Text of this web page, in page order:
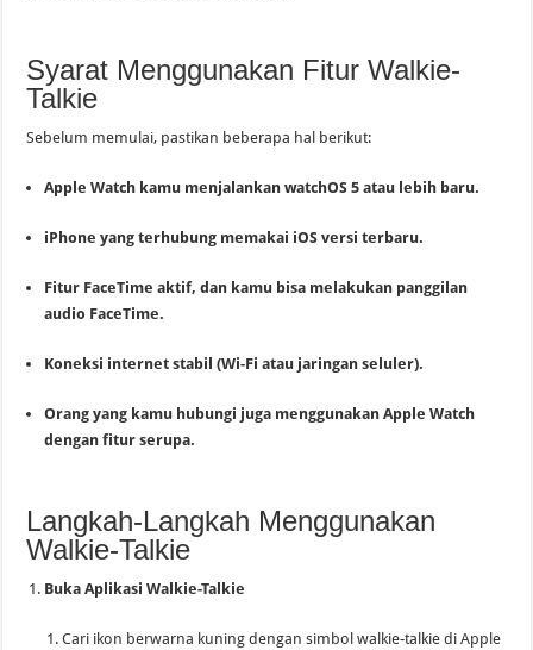
Syarat Menggunakan Fitur Walkie-
Talkie
Sebelum memulai, pastikan beberapa hal berikut:
Apple Watch kamu menjalankan watchOS 5 atau lebih baru.
iPhone yang terhubung memakai iOS versi terbaru.
Fitur FaceTime aktif, dan kamu bisa melakukan panggilan
audio FaceTime.
Koneksi internet stabil (Wi-Fi atau jaringan seluler).
Orang yang kamu hubungi juga menggunakan Apple Watch
dengan fitur serupa.
Langkah-Langkah Menggunakan
Walkie-Talkie
Buka Aplikasi Walkie-Talkie
Cari ikon berwarna kuning dengan simbol walkie-talkie di Apple